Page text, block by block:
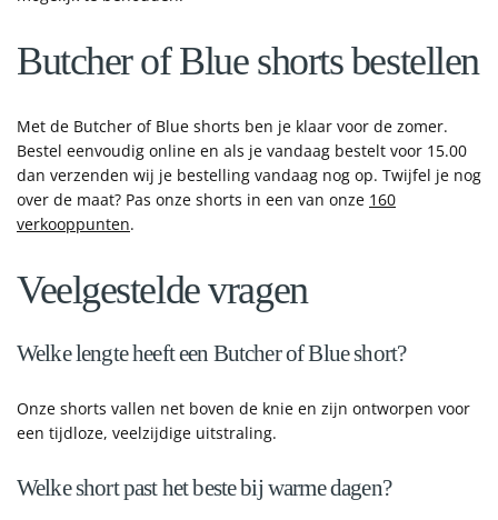
Butcher of Blue shorts bestellen
Met de Butcher of Blue shorts ben je klaar voor de zomer.
Bestel eenvoudig online en als je vandaag bestelt voor 15.00
dan verzenden wij je bestelling vandaag nog op. Twijfel je nog
over de maat? Pas onze shorts in een van onze 160
verkooppunten.
Veelgestelde vragen
Welke lengte heeft een Butcher of Blue short?
Onze shorts vallen net boven de knie en zijn ontworpen voor
een tijdloze, veelzijdige uitstraling.
Welke short past het beste bij warme dagen?